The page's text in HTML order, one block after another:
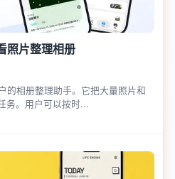
照片整理相册
的相册整理助手。它把大量照片和
务。用户可以按时...